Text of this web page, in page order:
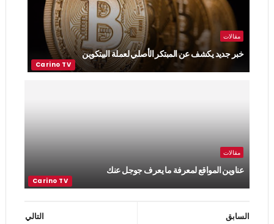
مقالات
خبر جديد يكشف عن المبتكر الأصلي لعملة البيتكوين
مقالات
عناوين المواقع لمعرفة ما يعرف جوجل عنك
التالي
السابق